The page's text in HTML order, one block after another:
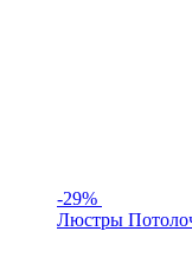
-29%
Люстры